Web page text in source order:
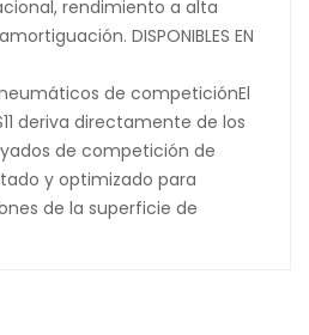
rendimiento a alta
DISPONIBLES EN
de competiciónEl
deriva directamente de los
de competición de
y optimizado para
de la superficie de